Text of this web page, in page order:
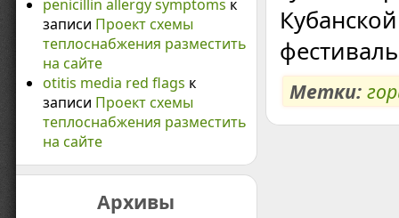
penicillin allergy symptoms к
записи Проект схемы
теплоснабжения разместить
на сайте
otitis media red flags к
записи Проект схемы
теплоснабжения разместить
на сайте
Архивы
Метки: